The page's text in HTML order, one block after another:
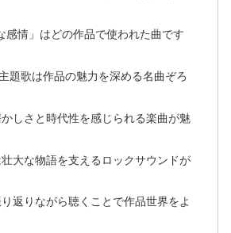
感情」はどの作品で使われた曲です
題歌は作品の魅力を深める名曲ぞろ
しさと時代性を感じられる楽曲が魅
大な物語を支えるロックサウンドが
返りながら聴くことで作品世界をよ